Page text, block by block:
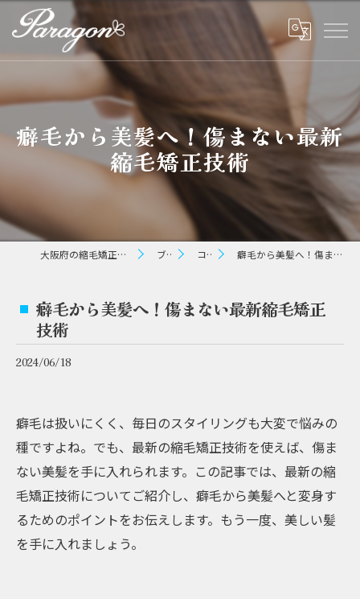
癖毛から美髪へ！傷まない最新
縮毛矯正技術
大阪府の縮毛矯正ならパラゴン ヘアー ブログ コラム 癖毛から美髪へ！傷まない最新縮毛矯正技術
癖毛から美髪へ！傷まない最新縮毛矯正
技術
2024/06/18
癖毛は扱いにくく、毎日のスタイリングも大変で悩みの
種ですよね。でも、最新の縮毛矯正技術を使えば、傷ま
ない美髪を手に入れられます。この記事では、最新の縮
毛矯正技術についてご紹介し、癖毛から美髪へと変身す
るためのポイントをお伝えします。もう一度、美しい髪
を手に入れましょう。